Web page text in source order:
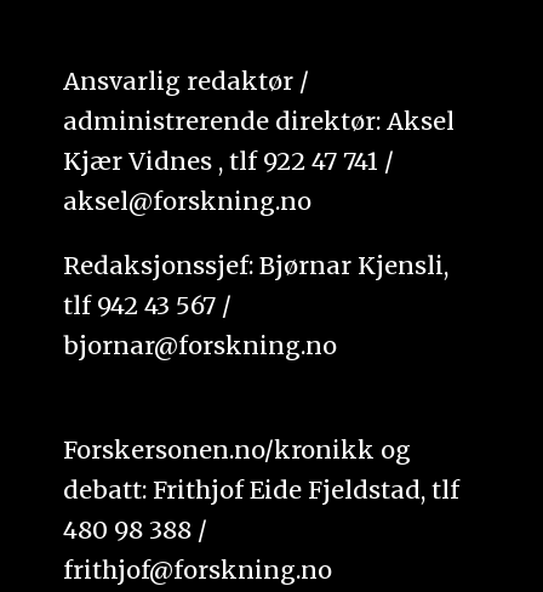
Ansvarlig redaktør /
administrerende direktør: Aksel
Kjær Vidnes , tlf 922 47 741 /
aksel@forskning.no
Redaksjonssjef: Bjørnar Kjensli,
tlf 942 43 567 /
bjornar@forskning.no
Forskersonen.no/kronikk og
debatt: Frithjof Eide Fjeldstad, tlf
480 98 388 /
frithjof@forskning.no